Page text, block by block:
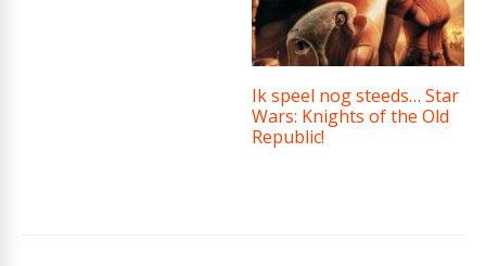
Ik speel nog steeds… Star
Wars: Knights of the Old
Republic!